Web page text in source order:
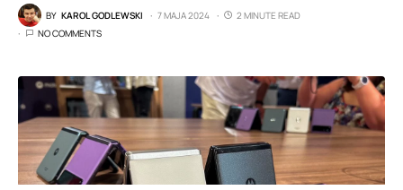
BY KAROL GODLEWSKI 7 MAJA 2024
2 MINUTE READ
NO COMMENTS